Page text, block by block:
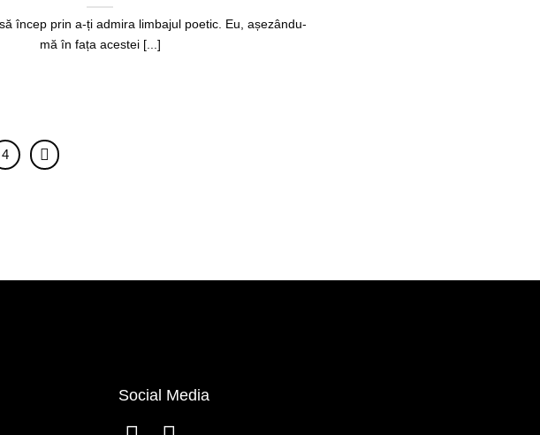
încep prin a-ți admira limbajul poetic. Eu, așezându-
mă în fața acestei [...]
4
Social Media